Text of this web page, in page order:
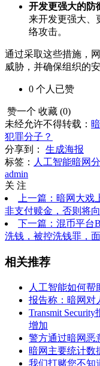
开发更强大的防
来开发更强大、
络攻击。
通过采取这些措施，
威胁，并确保组织的安
0 个人已赞
赞一个 收藏 (0)
未经允许不得转载：
犯罪分子？
分享到：
生成海报
标签： 人工智能暗网
admin
关 注
上一篇：暗网大戏
非支付赎金，否则将
下一篇：混币平台
洗钱，被控洗钱罪，
相关推荐
人工智能如何帮
报告称：暗网对
Transmit
增加
警方通过暗网恶
暗网主要统计数
我们打赌您不知